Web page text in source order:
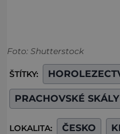
Foto: Shutterstock
ŠTÍTKY:
PRACHOVSKÉ SKÁLY
LOKALITA: ČESKO